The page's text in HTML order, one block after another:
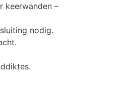
keerwanden –
nodig.